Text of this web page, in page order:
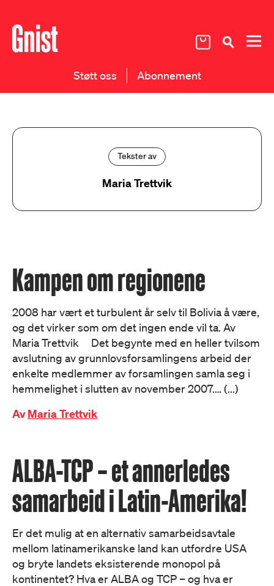
Støtt oss Abonnement
Tekster av
Maria Trettvik
Kampen om regionene
2008 har vært et turbulent år selv til Bolivia å være,
og det virker som om det ingen ende vil ta. Av
Maria Trettvik Det begynte med en heller tvilsom
avslutning av grunnlovsforsamlingens arbeid der
enkelte medlemmer av forsamlingen samla seg i
hemmelighet i slutten av november 2007.… (...)
AvMaria Trettvik
ALBA-TCP – et annerledes
samarbeid i Latin-Amerika!
Er det mulig at en alternativ samarbeidsavtale
mellom latinamerikanske land kan utfordre USA
og bryte landets eksisterende monopol på
kontinentet? Hva er ALBA og TCP – og hva er